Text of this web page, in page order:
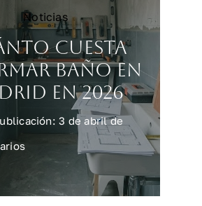
Noticias
cuesta
baño en
en 2026
3 de abril de
Cuánto
reformar
baño